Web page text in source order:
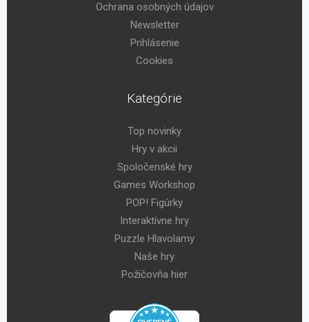
Ochrana osobných údajov
Newsletter
Prihlásenie
Cookies
Kategórie
Top novinky
Hry v akcii
Spoločenské hry
Games Workshop
POP! Figúrky
Interaktívne hry
Puzzle Hlavolamy
Naše hry
Požičovňa hier